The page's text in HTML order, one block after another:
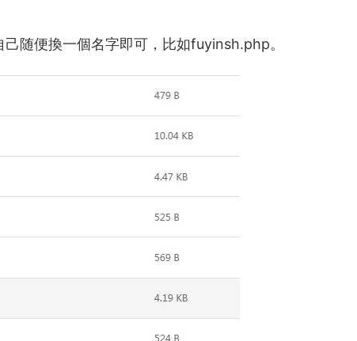
随便換一個名字即可，比如fuyinsh.php。